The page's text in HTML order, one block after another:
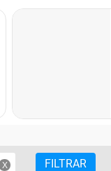
FILTRAR